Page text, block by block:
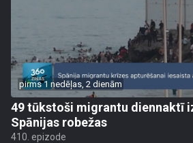
pirms 1 nedēļas, 2 dienām
49 tūkstoši migrantu diennaktī
Spānijas robežas
410. epizode